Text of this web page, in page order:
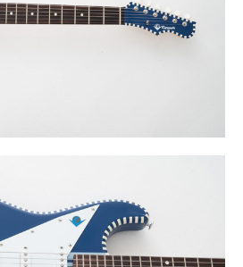
AlnicoV (国産)
ション(OAK)
ロナイズドトレモロ・ビンテージ
製
047OIL
ストラップピン：GOTOH EP-B3